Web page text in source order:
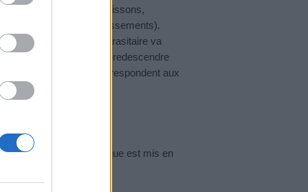
d’apparition brutale, frissons,
(nausées et/ou vomissements).
par l’affection parasitaire va
la température va redescendre
différents cycles correspondent aux
traitement antipaludique est mis en